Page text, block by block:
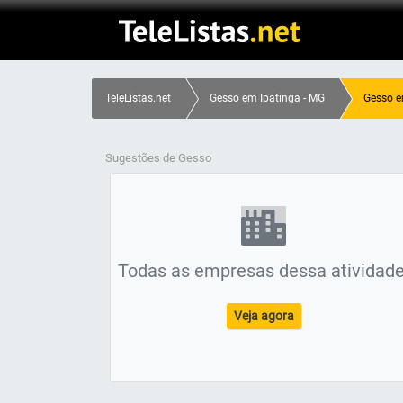
TeleListas.net Gesso em Ipatinga - MG Gesso
Sugestões de Gesso
Todas as empresas dessa
Veja agora